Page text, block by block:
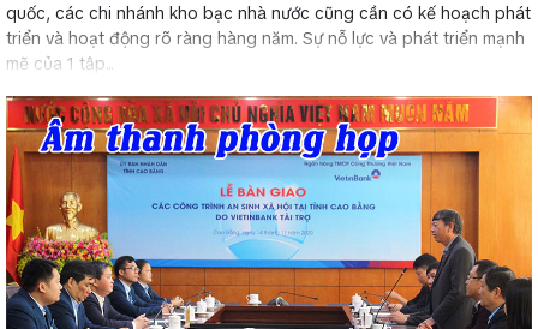
quốc, các chi nhánh kho bạc nhà nước cũng cần có kế hoạch phát
triển và hoạt động rõ ràng hàng năm. Sự nỗ lực và phát triển mạnh
mẽ của 1 tập...